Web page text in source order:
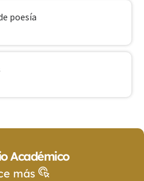
poesía
Académico
más